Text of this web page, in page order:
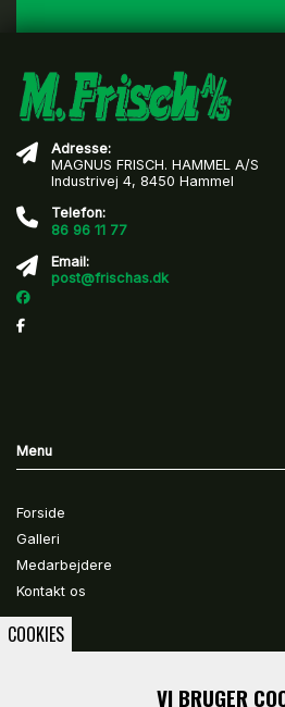
Adresse:
MAGNUS FRISCH. HAMMEL A/S
Industrivej 4, 8450 Hammel
Telefon:
86 96 11 77
Email:
post@frischas.dk
Menu
Forside
Galleri
Medarbejdere
Kontakt os
COOKIES
VI BRUGER